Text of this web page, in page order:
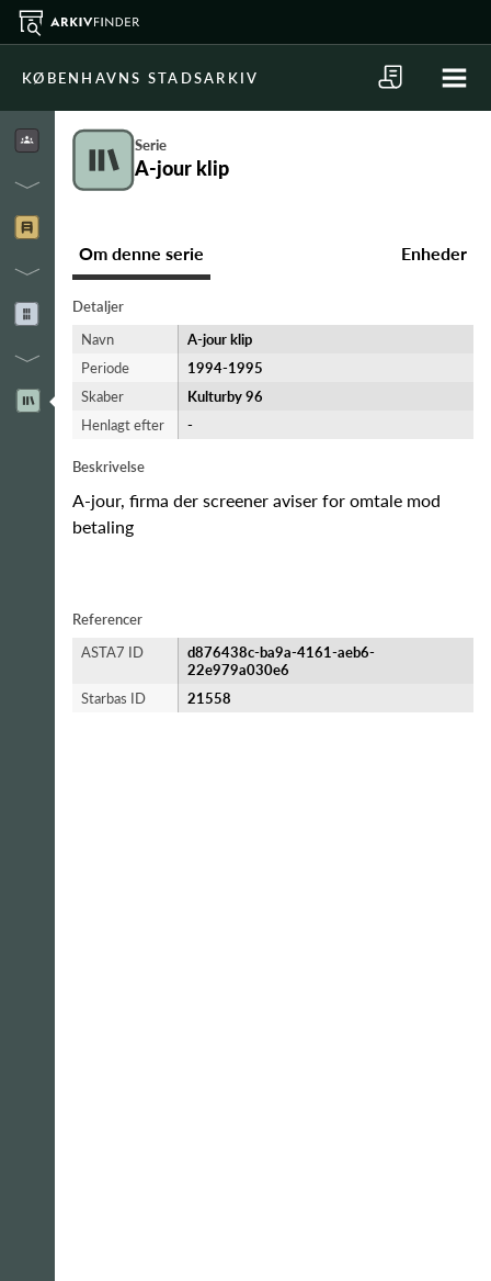
KØBENHAVNS STADSARKIV
Serie
A-jour klip
Om denne serie Enheder
Detaljer
Navn
A-jour klip
Periode
1994-​1995
Skaber
Kulturby 96
Henlagt efter
-
Beskrivelse
A-jour, firma der screener aviser for omtale mod
betaling
Referencer
ASTA7 ID
d876438c-ba9a-4161-aeb6-
22e979a030e6
Starbas ID
21558